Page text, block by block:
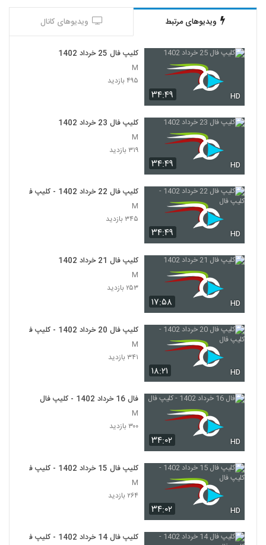
ویدیوهای مرتبط ویدیوهای کانال
۳۴:۴۹ HD
کلیپ فال 25 خرداد 1402
M
۴۹۵ بازدید
۳۴:۴۹ HD
کلیپ فال 23 خرداد 1402
M
۳۱۹ بازدید
۳۴:۴۹ HD
کلیپ فال 22 خرداد 1402 - کلیپ فال
M
۳۴۵ بازدید
۱۷:۵۸ HD
کلیپ فال 21 خرداد 1402
M
۲۵۳ بازدید
۱۸:۲۱ HD
کلیپ فال 20 خرداد 1402 - کلیپ فال
M
۳۴۱ بازدید
۳۴:۰۲ HD
فال 16 خرداد 1402 - کلیپ فال
M
۳۰۰ بازدید
۳۴:۰۲ HD
کلیپ فال 15 خرداد 1402 - کلیپ فال
M
۲۶۴ بازدید
کلیپ فال 14 خرداد 1402 - کلیپ فال